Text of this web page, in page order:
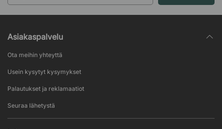
Asiakaspalvelu
Ota meihin yhteyttä
Usein kysytyt kysymykset
Palautukset ja reklamaatiot
Seuraa lähetystä